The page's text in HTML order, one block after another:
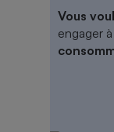
Vous
engager